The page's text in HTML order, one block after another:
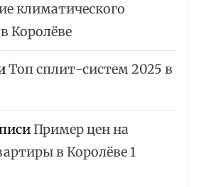
климатического
Королёве
Топ сплит-систем 2025 в
Пример цен на
в Королёве 1